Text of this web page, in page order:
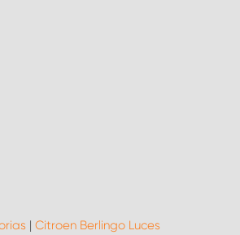
| Citroen Berlingo Luces